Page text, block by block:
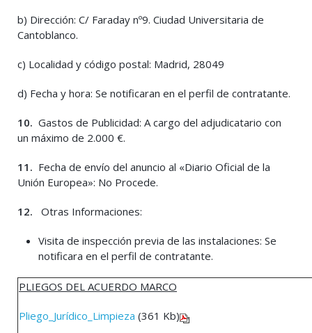
b) Dirección: C/ Faraday nº9. Ciudad Universitaria de
Cantoblanco.
c) Localidad y código postal: Madrid, 28049
d) Fecha y hora: Se notificaran en el perfil de contratante.
10. Gastos de Publicidad: A cargo del adjudicatario con
un máximo de 2.000 €.
11. Fecha de envío del anuncio al «Diario Oficial de la
Unión Europea»: No Procede.
12. Otras Informaciones:
Visita de inspección previa de las instalaciones: Se
notificara en el perfil de contratante.
PLIEGOS DEL ACUERDO MARCO
Pliego_Jurídico_Limpieza (361 Kb)